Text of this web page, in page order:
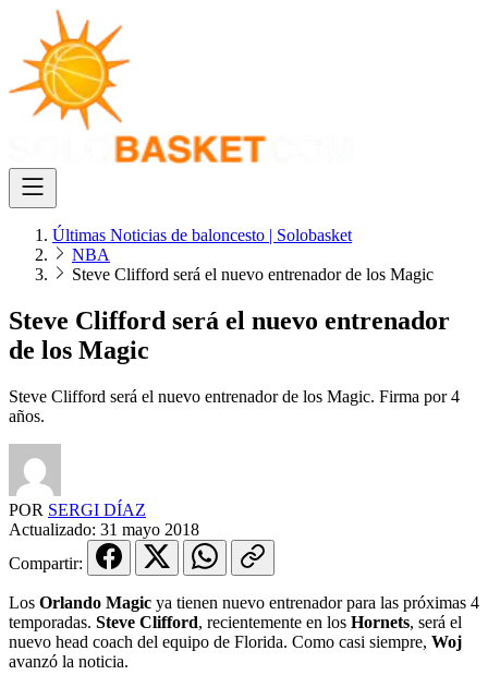
Últimas Noticias de baloncesto | Solobasket
NBA
Steve Clifford será el nuevo entrenador de los Magic
Steve Clifford será el nuevo entrenador
de los Magic
Steve Clifford será el nuevo entrenador de los Magic. Firma por 4
años.
POR SERGI DÍAZ
Actualizado: 31 mayo 2018
Compartir:
Los Orlando Magic ya tienen nuevo entrenador para las próximas 4
temporadas. Steve Clifford, recientemente en los Hornets, será el
nuevo head coach del equipo de Florida. Como casi siempre, Woj
avanzó la noticia.